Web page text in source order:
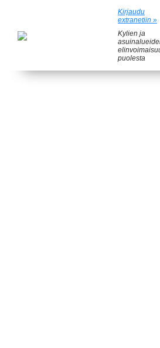
Kirjaudu
extranetiin »
Kylien ja
puolesta